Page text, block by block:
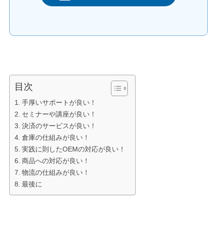
目次
手厚いサポートが良い！
セミナーや講座が良い！
決済のサービスが良い！
倉庫の仕組みが良い！
実践に則したOEMの対応が良い！
商品への対応が良い！
物流の仕組みが良い！
最後に